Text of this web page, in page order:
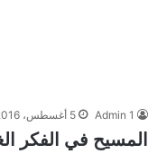
Admin 1 5 أغسطس، 2016
المسيح في الفكر